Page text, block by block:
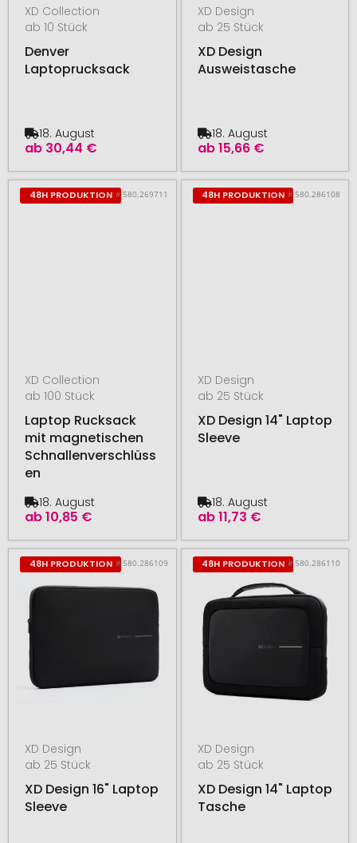
XD Collection
ab 10 Stück
Denver
Laptoprucksack
ab 30,44 €
18. August
XD Design
ab 25 Stück
XD Design
Ausweistasche
ab15,66 €
18. August
48H PRODUKTION # 580.269711
XD Collection
ab 100 Stück
Laptop Rucksack
mit magnetischen
Schnallenverschlüss
en
ab10,85 €
18. August
48H PRODUKTION # 580.286108
XD Design
ab 25 Stück
XD Design 14" Laptop
Sleeve
ab11,73 €
18. August
48H PRODUKTION # 580.286109
XD Design
ab 25 Stück
XD Design 16" Laptop
Sleeve
48H PRODUKTION # 580.286110
XD Design
ab 25 Stück
XD Design 14" Laptop
Tasche